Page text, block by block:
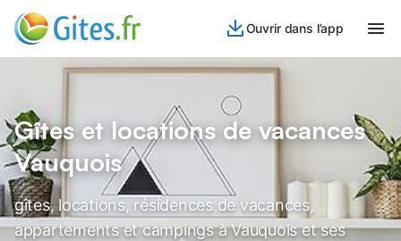
Ouvrir dans l’app
Gîtes et locations de vacances
Vauquois
gîtes, locations, résidences de vacances,
appartements et campings à Vauquois et ses